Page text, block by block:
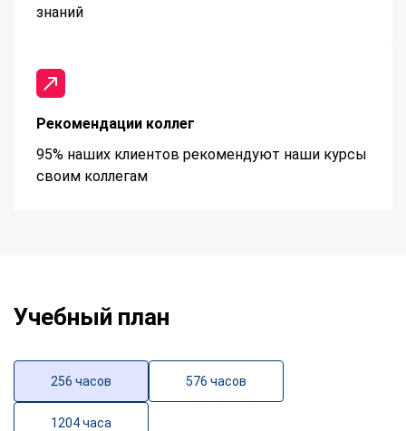
знаний
Рекомендации коллег
95% наших клиентов рекомендуют наши курсы
своим коллегам
Учебный план
256 часов 576 часов
1204 часа